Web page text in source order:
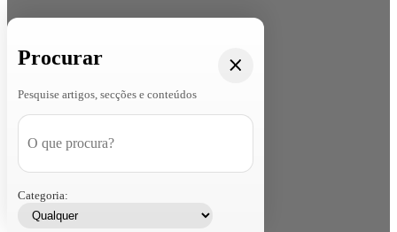
Procurar
Pesquise artigos, secções e conteúdos
Categoria: